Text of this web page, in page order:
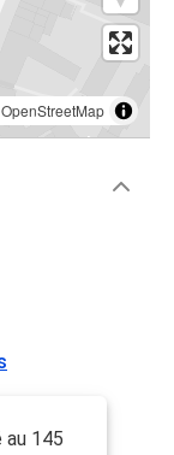
OpenStreetMap
au 145